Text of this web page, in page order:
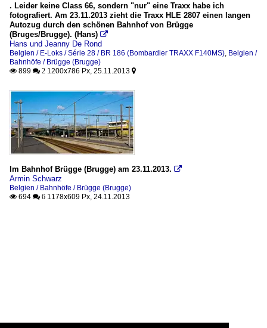
. Leider keine Class 66, sondern "nur" eine Traxx habe ich
fotografiert. Am 23.11.2013 zieht die Traxx HLE 2807 einen langen
Autozug durch den schönen Bahnhof von Brügge
(Bruges/Brugge). (Hans) 
Hans und Jeanny De Rond
Belgien / E-Loks / Série 28 / BR 186 (Bombardier TRAXX F140MS), Belgien /
Bahnhöfe / Brügge (Brugge)
 899  2 1200x786 Px, 25.11.2013 
Im Bahnhof Brügge (Brugge) am 23.11.2013. 
Armin Schwarz
Belgien / Bahnhöfe / Brügge (Brugge)
 694  6 1178x609 Px, 24.11.2013